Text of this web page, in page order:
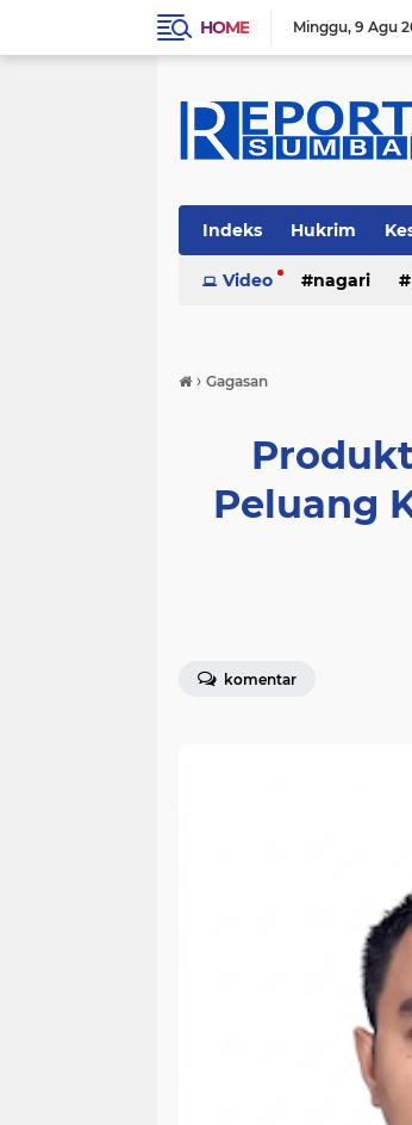
HOME Minggu 9 Agu
Indeks Hukrim
Video nagari
› Gagasan
Peluang
komentar